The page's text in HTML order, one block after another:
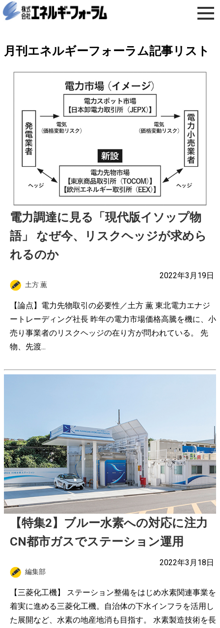
月刊エネルギーフォーラム記事リスト
電力調達に見る「現代版イソップ物
語」 なぜ今、リスクヘッジが求めら
れるのか
2022年3月19日
土方 薫
【論点】電力先物取引の必要性／土方 薫 東北電力エナジ
ートレーディング社長 昨年の電力市場価格高騰を機に、小
売り事業者のリスクヘッジの在り方が問われている。 先
物、先渡...
【特集2】ブルー水素への対応に注力
CN都市ガスでステーション運用
2022年3月18日
編集部
【三菱化工機】 ステーション整備をはじめ水素関連事業を
着実に進める三菱化工機。自治体の下水インフラを活用し
た展開など、水素の地産地消も目指す。 水素製造技術を長